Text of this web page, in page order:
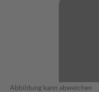
Abbildung kann abweichen